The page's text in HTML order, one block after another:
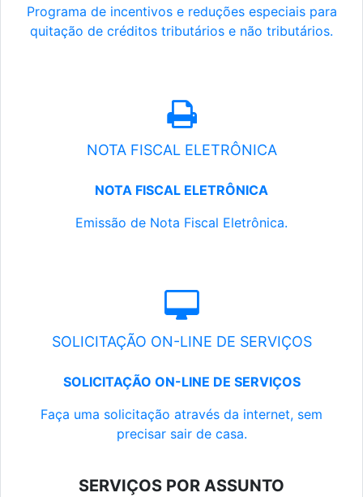
Programa de incentivos e reduções especiais para
quitação de créditos tributários e não tributários.
NOTA FISCAL ELETRÔNICA
NOTA FISCAL ELETRÔNICA
Emissão de Nota Fiscal Eletrônica.
SOLICITAÇÃO ON-LINE DE SERVIÇOS
SOLICITAÇÃO ON-LINE DE SERVIÇOS
Faça uma solicitação através da internet, sem
precisar sair de casa.
SERVIÇOS POR ASSUNTO